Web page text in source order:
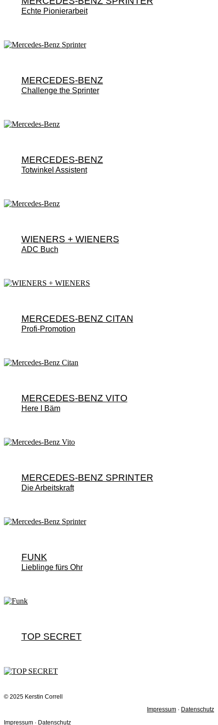
Echte Pionierarbeit
MERCEDES-BENZ
Challenge the Sprinter
MERCEDES-BENZ
Totwinkel Assistent
WIENERS + WIENERS
ADC Buch
MERCEDES-BENZ CITAN
Profi-Promotion
MERCEDES-BENZ VITO
Here I Bäm
MERCEDES-BENZ SPRINTER
Die Arbeitskraft
FUNK
Lieblinge fürs Ohr
TOP SECRET
© 2025 Kerstin Correll
Impressum · Datenschutz
Impressum · Datenschutz